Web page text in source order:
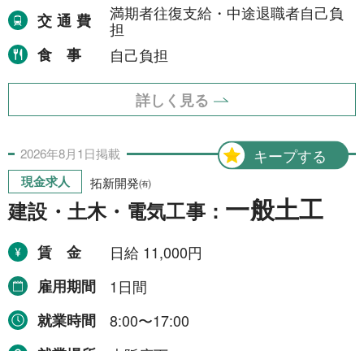
交通費
満期者往復支給・中途退職者自己負
担
食事
自己負担
詳しく見る
キープする
2026年8月1日掲載
現金求人 拓新開発㈲
建設・土木・電気工事： 一般土工
賃金
日給 11,000円
雇用期間
1日間
就業時間
8:00〜17:00